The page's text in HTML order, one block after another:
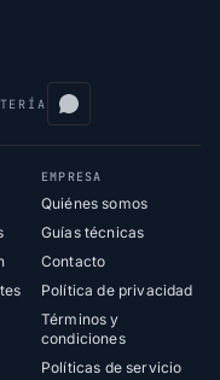
EMPRESA
Quiénes somos
Guías técnicas
Contacto
Política de privacidad
Términos y
condiciones
Políticas de servicio